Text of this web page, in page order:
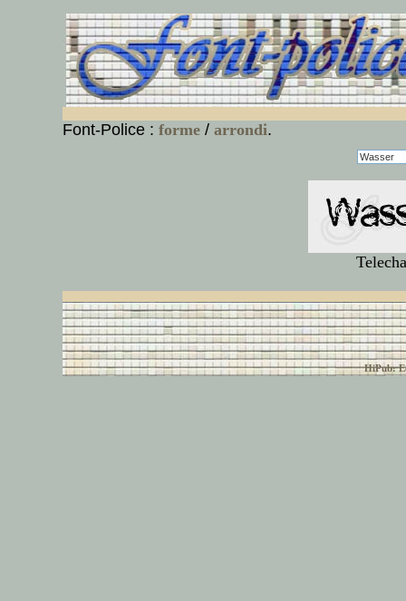
Font-Police : forme/ arrondi.
HiPub: